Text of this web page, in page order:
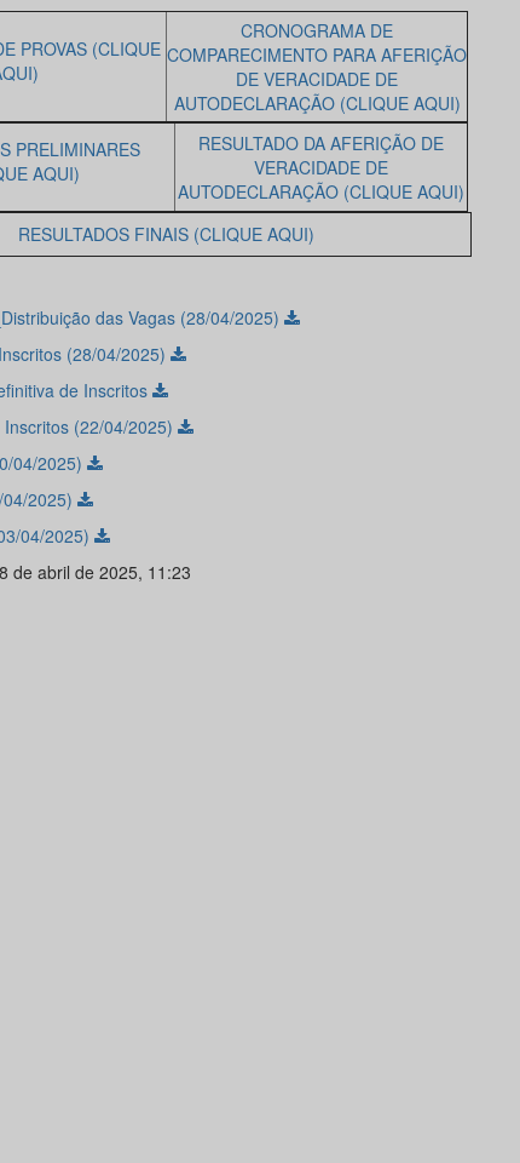
PROVAS (CLIQUE
CRONOGRAMA DE
COMPARECIMENTO PARA AFERIÇÃO
DE VERACIDADE DE
AUTODECLARAÇÃO (CLIQUE AQUI)
PRELIMINARES
AQUI)
RESULTADO DA AFERIÇÃO DE
VERACIDADE DE
AUTODECLARAÇÃO (CLIQUE AQUI)
RESULTADOS FINAIS (CLIQUE AQUI)
das Vagas (28/04/2025)
(28/04/2025)
de Inscritos
(22/04/2025)
04/2025)
2025)
04/2025)
de abril de 2025, 11:23